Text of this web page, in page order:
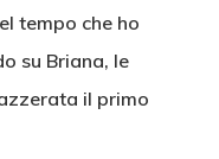
tempo che ho
su Briana, le
il primo